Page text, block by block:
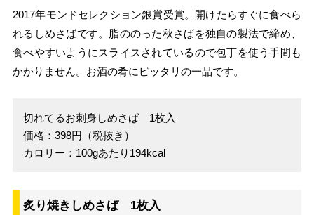
2017年モンドセレクション銀賞受賞。開けたらすぐに食べら
れるしめさばです。脂ののった秋さばを独自の製法で締め、
食べやすいようにスライスされているので包丁を使う手間も
かかりません。お酒の肴にピッタリの一品です。
切れてるお刺身しめさば 1枚入
価格：398円（税抜き）
カロリー：100gあたり194kcal
炙り焼きしめさば 1枚入